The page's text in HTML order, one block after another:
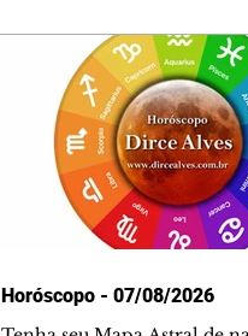
Horóscopo - 07/08/2026